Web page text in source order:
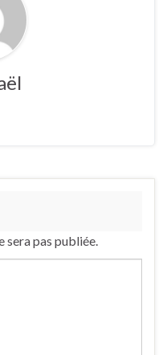
sera pas publiée.